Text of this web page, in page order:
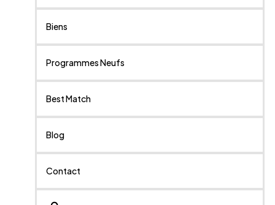
Biens
Programmes Neufs
Best Match
Blog
Contact